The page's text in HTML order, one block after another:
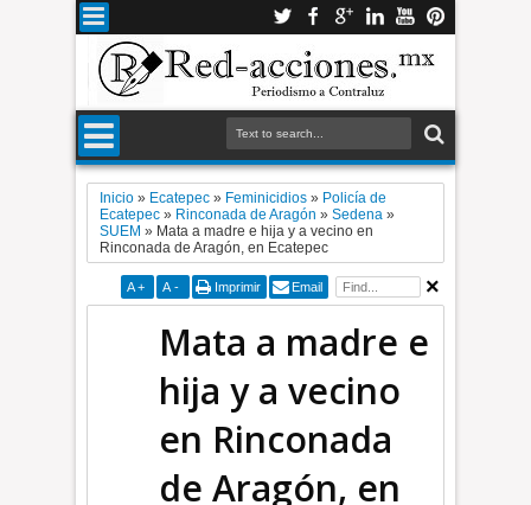
Inicio » Ecatepec » Feminicidios » Policía de
Ecatepec » Rinconada de Aragón »Sedena »
SUEM » Mata a madre e hija y a vecino en
Rinconada de Aragón, en Ecatepec
A + A - Imprimir Email
Mata a madre e
hija y a vecino
en Rinconada
de Aragón, en